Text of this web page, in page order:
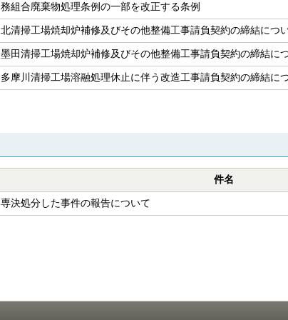
務組合廃棄物処理条例の一部を改正する条例
北清掃工場焼却炉補修及びその他整備工事請負契約の締結につ
墨田清掃工場焼却炉補修及びその他整備工事請負契約の締結に
多摩川清掃工場溶融処理休止に伴う改造工事請負契約の締結に
件名
専決処分した事件の報告について